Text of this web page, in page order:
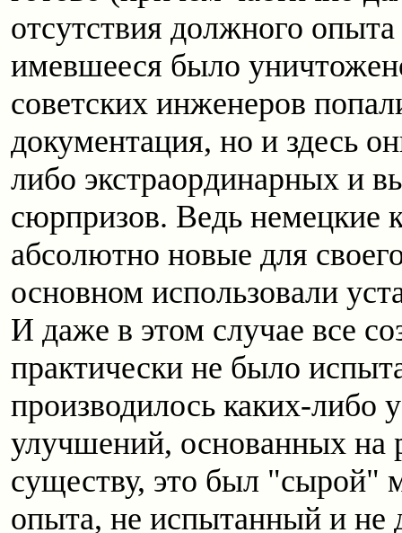
отсутствия должного
имевшееся было
советских инженеров
документация, но и здесь
либо экстраординарных и
сюрпризов. Ведь немецкие
абсолютно новые для
основном использовали
И даже в этом случае все
практически не было
производилось каких-либо
улучшений, основанных на
существу, это был "сырой"
опыта, не испытанный и не